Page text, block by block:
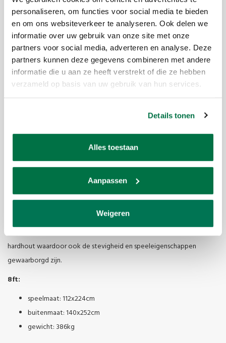
personaliseren, om functies voor social media te bieden
en om ons websiteverkeer te analyseren. Ook delen we
informatie over uw gebruik van onze site met onze
partners voor social media, adverteren en analyse. Deze
partners kunnen deze gegevens combineren met andere
informatie die u aan ze heeft verstrekt of die ze hebben
verzameld op basis van uw gebruik van hun services.
Details tonen
Alles toestaan
Aanpassen
Weigeren
Productomschrijving
Merk:Lexor
Artikelcode:PC0368
Beschikbaarheid: Op voorraad
Levertijd:afhankelijk van route binnen 2 a 4 weken
Als er iets indrukwekkend is dan is het de natuur wel. Met
die gedachten is ook deze stoere pooltafel ontwikkeld.
Natuurlijke houtstructuur en fraaie constructie wat deze pooltafel
echt een lust voor het oog maakt. Met ambachtelijk in gestukte
hardhout waardoor ook de stevigheid en speeleigenschappen
gewaarborgd zijn.
8ft:
speelmaat: 112x224cm
buitenmaat: 140x252cm
gewicht: 386kg